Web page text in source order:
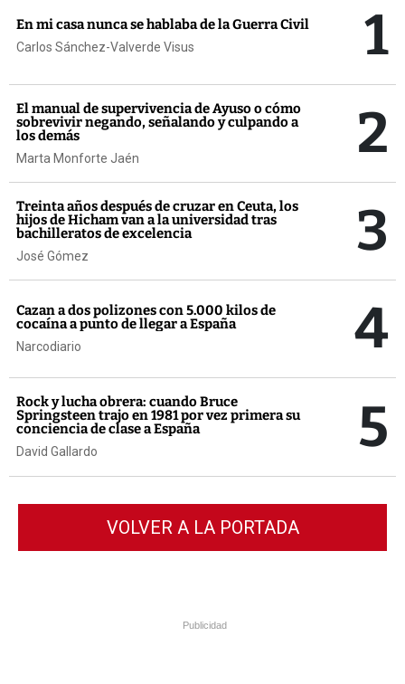
En mi casa nunca se hablaba de la Guerra Civil
Carlos Sánchez-Valverde Visus 1
El manual de supervivencia de Ayuso o cómo
sobrevivir negando, señalando y culpando a
los demás
Marta Monforte Jaén 2
Treinta años después de cruzar en Ceuta, los
hijos de Hicham van a la universidad tras
bachilleratos de excelencia
José Gómez 3
Cazan a dos polizones con 5.000 kilos de
cocaína a punto de llegar a España
Narcodiario 4
Rock y lucha obrera: cuando Bruce
Springsteen trajo en 1981 por vez primera su
conciencia de clase a España
David Gallardo 5
VOLVER A LA PORTADA
Publicidad